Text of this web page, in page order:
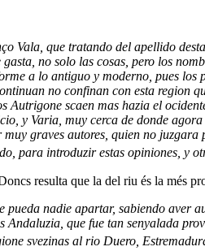
Vala, que tratando del apellido
no solo las cosas, pero los
a lo antiguo y moderno, pues los
no confinan con esta
Autrigone scaen mas hazia el
y Varia, muy cerca de donde
graves autores, quien no
para introduzir estas opiniones, y
resulta que la del riu és la més
pueda nadie apartar, sabiendo
que fue tan senyalada
svezinas al rio Duero,